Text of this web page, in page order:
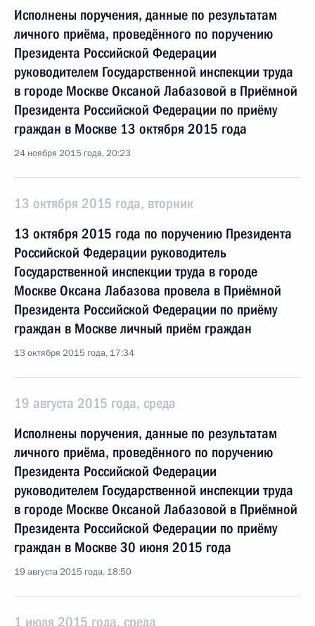
Исполнены поручения, данные по результатам
личного приёма, проведённого по поручению
Президента Российской Федерации
руководителем Государственной инспекции труда
в городе Москве Оксаной Лабазовой в Приёмной
Президента Российской Федерации по приёму
граждан в Москве 13 октября 2015 года
24 ноября 2015 года, 20:23
13 октября 2015 года, вторник
13 октября 2015 года по поручению Президента
Российской Федерации руководитель
Государственной инспекции труда в городе
Москве Оксана Лабазова провела в Приёмной
Президента Российской Федерации по приёму
граждан в Москве личный приём граждан
13 октября 2015 года, 17:34
19 августа 2015 года, среда
Исполнены поручения, данные по результатам
личного приёма, проведённого по поручению
Президента Российской Федерации
руководителем Государственной инспекции труда
в городе Москве Оксаной Лабазовой в Приёмной
Президента Российской Федерации по приёму
граждан в Москве 30 июня 2015 года
19 августа 2015 года, 18:50
1 июля 2015 года, среда